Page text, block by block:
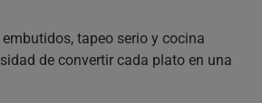
tapeo serio y cocina
de convertir cada plato en una